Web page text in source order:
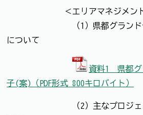
＜エリアマネジメント
（1）県都グランドデザ
について
資料1 県都グ
子(案)（PDF形式 800キロバイト）
（2）主なプロジェクト